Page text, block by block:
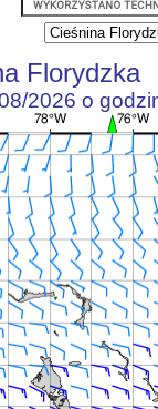
Florydzka
2026 o